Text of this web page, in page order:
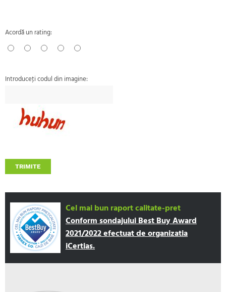
Acordă un rating:
Introduceţi codul din imagine:
TRIMITE
Cel mai bun raport calitate-pret
Conform sondajului Best Buy Award
2021/2022 efectuat de organizatia
iCertias.